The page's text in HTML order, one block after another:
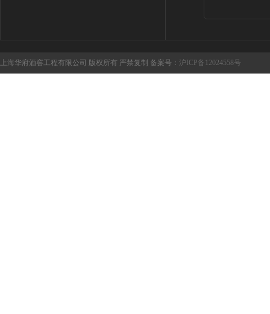
上海华府酒窖工程有限公司 版权所有 严禁复制 备案号： 沪ICP备12024558号